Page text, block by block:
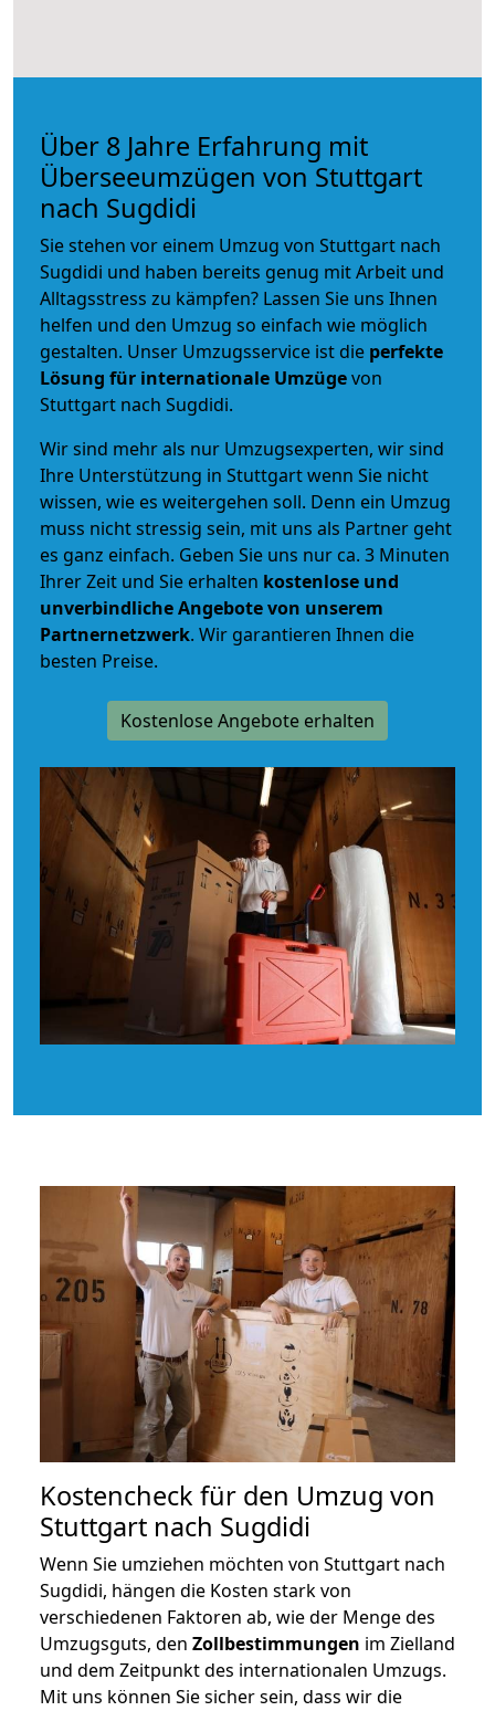
Über 8 Jahre Erfahrung mit
Überseeumzügen von Stuttgart
nach Sugdidi
Sie stehen vor einem Umzug von Stuttgart nach
Sugdidi und haben bereits genug mit Arbeit und
Alltagsstress zu kämpfen? Lassen Sie uns Ihnen
helfen und den Umzug so einfach wie möglich
gestalten. Unser Umzugsservice ist die perfekte
Lösung für internationale Umzügevon
Stuttgart nach Sugdidi.
Wir sind mehr als nur Umzugsexperten, wir sind
Ihre Unterstützung in Stuttgart wenn Sie nicht
wissen, wie es weitergehen soll. Denn ein Umzug
muss nicht stressig sein, mit uns als Partner geht
es ganz einfach. Geben Sie uns nur ca. 3 Minuten
Ihrer Zeit und Sie erhalten kostenlose und
unverbindlicheAngebote von unserem
Partnernetzwerk. Wir garantieren Ihnen die
besten Preise.
Kostenlose Angebote erhalten
Kostencheck für den Umzug von
Stuttgart nach Sugdidi
Wenn Sie umziehen möchten von Stuttgart nach
Sugdidi, hängen die Kosten stark von
verschiedenen Faktoren ab, wie der Menge des
Umzugsguts, den Zollbestimmungen im Zielland
und dem Zeitpunkt des internationalen Umzugs.
Mit uns können Sie sicher sein, dass wir die